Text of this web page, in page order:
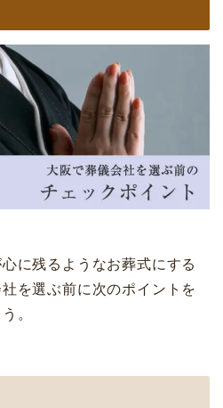
に残るようなお葬式にする
を選ぶ前に次のポイントを
。